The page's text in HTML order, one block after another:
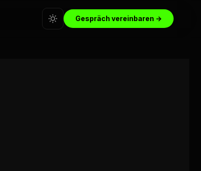
Gespräch vereinbaren →